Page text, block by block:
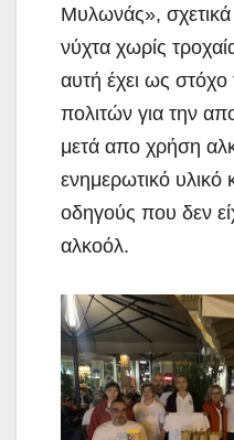
Μυλωνάς»,
νύχτα χωρίς
αυτή έχει ως
πολιτών για την
μετά απο χρήση
ενημερωτικό υλικό
οδηγούς που δεν
αλκοόλ.